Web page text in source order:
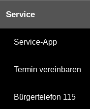
Service
Service-App
Termin vereinbaren
Bürgertelefon 115